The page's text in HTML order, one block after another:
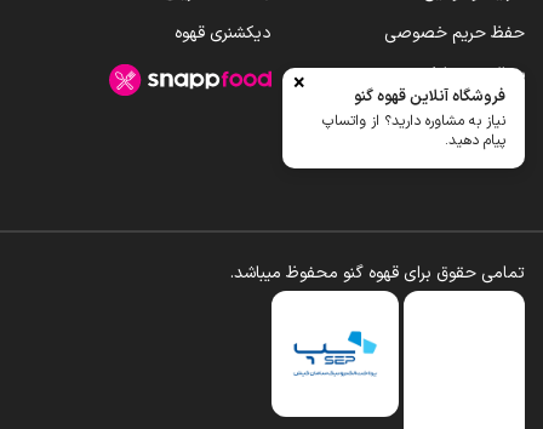
حفظ حریم خصوصی
سوالات متداول
رویه ارسال کالا
دیکشنری قهوه
× فروشگاه آنلاین قهوه گنو
نیاز به مشاوره دارید؟ از واتساپ
پیام دهید.
تمامی حقوق برای قهوه گنو محفوظ میباشد.